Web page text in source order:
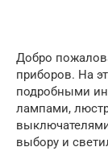
Добро
приборов. На
подробными
лампами,
выбору и